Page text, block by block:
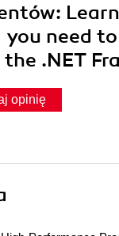
you need
.NET
opinię